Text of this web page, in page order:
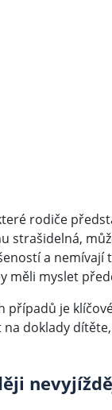
rodiče
strašidelná,
a nemívají
měli myslet
případů je
doklady